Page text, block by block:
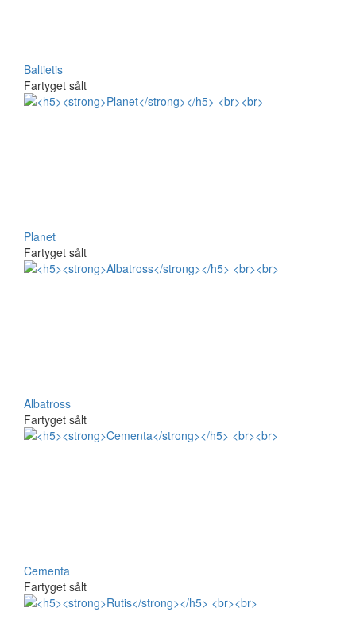
Baltietis
Fartyget sålt
Planet
Fartyget sålt
Albatross
Fartyget sålt
Cementa
Fartyget sålt